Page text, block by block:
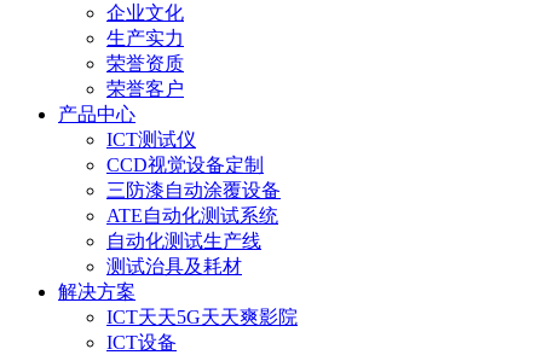
企业文化
生产实力
荣誉资质
荣誉客户
产品中心
ICT测试仪
CCD视觉设备定制
三防漆自动涂覆设备
ATE自动化测试系统
自动化测试生产线
测试治具及耗材
解决方案
ICT天天5G天天爽影院
ICT设备